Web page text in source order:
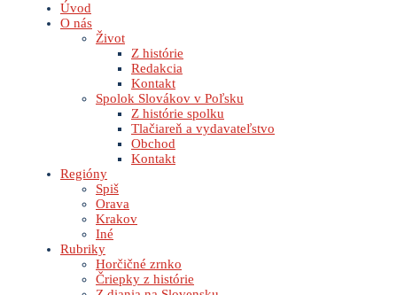
Úvod
O nás
Život
Z histórie
Redakcia
Kontakt
Spolok Slovákov v Poľsku
Z histórie spolku
Tlačiareň a vydavateľstvo
Obchod
Kontakt
Regióny
Spiš
Orava
Krakov
Iné
Rubriky
Horčičné zrnko
Čriepky z histórie